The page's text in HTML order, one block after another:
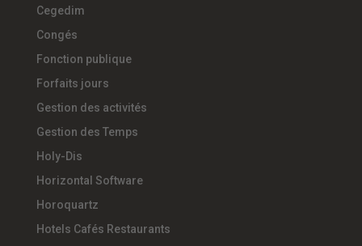
Cegedim
Congés
Fonction publique
Forfaits jours
Gestion des activités
Gestion des Temps
Holy-Dis
Horizontal Software
Horoquartz
Hotels Cafés Restaurants